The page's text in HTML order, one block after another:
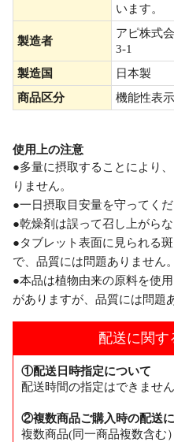
います。
製造者
アピ株式
3-1
製造国
日本製
商品区分
機能性表
使用上の注意
●多量に摂取することにより
りません。
●一日摂取目安量を守ってくだ
●乾燥剤は誤って召し上がらな
●タブレット表面に見られる
で、品質には問題ありません。
●本品は植物由来の原料を使
がありますが、品質には問題
配送に関す
①配送日時指定について
配送時間の指定はできませ
②複数商品ご購入時の配送
複数商品(同一商品複数含む